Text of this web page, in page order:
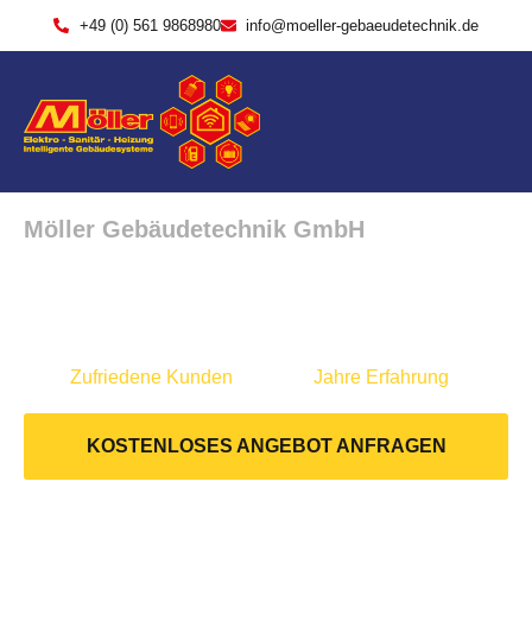
+49 (0) 561 9868980 info@moeller-gebaeudetechnik.de
Möller Gebäudetechnik GmbH
Zufriedene Kunden Jahre Erfahrung
KOSTENLOSES ANGEBOT ANFRAGEN